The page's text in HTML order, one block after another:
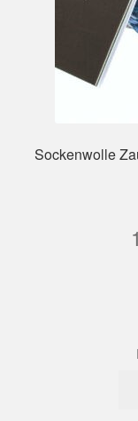
Sockenwolle